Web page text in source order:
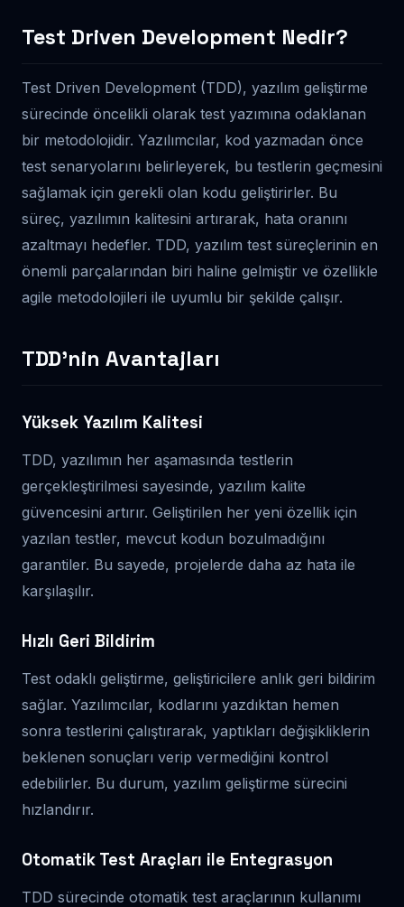
Test Driven Development Nedir?
Test Driven Development (TDD), yazılım geliştirme
sürecinde öncelikli olarak test yazımına odaklanan
bir metodolojidir. Yazılımcılar, kod yazmadan önce
test senaryolarını belirleyerek, bu testlerin geçmesini
sağlamak için gerekli olan kodu geliştirirler. Bu
süreç, yazılımın kalitesini artırarak, hata oranını
azaltmayı hedefler. TDD, yazılım test süreçlerinin en
önemli parçalarından biri haline gelmiştir ve özellikle
agile metodolojileri ile uyumlu bir şekilde çalışır.
TDD’nin Avantajları
Yüksek Yazılım Kalitesi
TDD, yazılımın her aşamasında testlerin
gerçekleştirilmesi sayesinde, yazılım kalite
güvencesini artırır. Geliştirilen her yeni özellik için
yazılan testler, mevcut kodun bozulmadığını
garantiler. Bu sayede, projelerde daha az hata ile
karşılaşılır.
Hızlı Geri Bildirim
Test odaklı geliştirme, geliştiricilere anlık geri bildirim
sağlar. Yazılımcılar, kodlarını yazdıktan hemen
sonra testlerini çalıştırarak, yaptıkları değişikliklerin
beklenen sonuçları verip vermediğini kontrol
edebilirler. Bu durum, yazılım geliştirme sürecini
hızlandırır.
Otomatik Test Araçları ile Entegrasyon
TDD sürecinde otomatik test araçlarının kullanımı